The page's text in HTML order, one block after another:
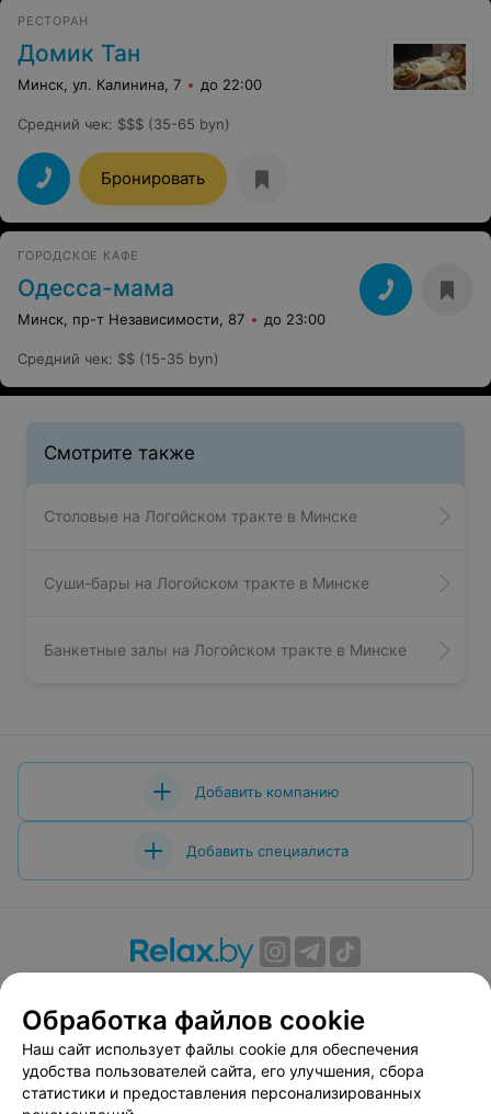
слов официантки, что мы оказывается не гости, просто
ушли ибо желание что то здесь есть пропало....
РЕСТОРАН
Домик Тан
Минск, ул. Калинина, 7 до 22:00
Средний чек: $$$ (35-65 byn)
Бронировать
ГОРОДСКОЕ КАФЕ
Одесса-мама
Минск, пр-т Независимости, 87 до 23:00
Средний чек: $$ (15-35 byn)
Смотрите также
Столовые на Логойском тракте в Минске
Суши-бары на Логойском тракте в Минске
Банкетные залы на Логойском тракте в Минске
Добавить компанию
Добавить специалиста
Вакансии
Публичный договор
Способы оплаты
Публичный договор по использованию сервиса
«Афиша»
Пользовательское соглашение
Обработка файлов cookie
Наш сайт использует файлы cookie для обеспечения
удобства пользователей сайта, его улучшения, сбора
статистики и предоставления персонализированных